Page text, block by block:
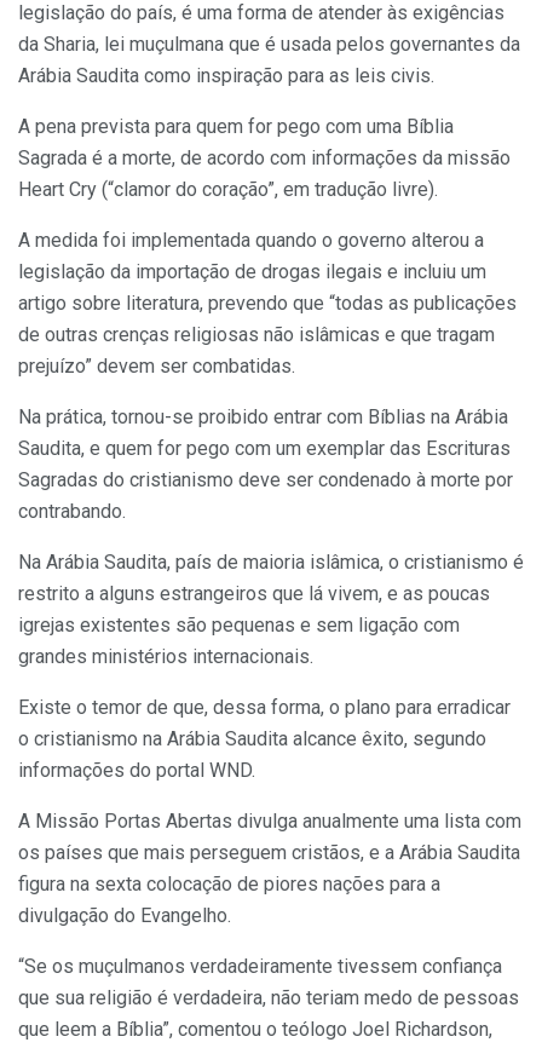
legislação do país, é uma forma de atender às exigências
da Sharia, lei muçulmana que é usada pelos governantes da
Arábia Saudita como inspiração para as leis civis.
A pena prevista para quem for pego com uma Bíblia
Sagrada é a morte, de acordo com informações da missão
Heart Cry (“clamor do coração”, em tradução livre).
A medida foi implementada quando o governo alterou a
legislação da importação de drogas ilegais e incluiu um
artigo sobre literatura, prevendo que “todas as publicações
de outras crenças religiosas não islâmicas e que tragam
prejuízo” devem ser combatidas.
Na prática, tornou-se proibido entrar com Bíblias na Arábia
Saudita, e quem for pego com um exemplar das Escrituras
Sagradas do cristianismo deve ser condenado à morte por
contrabando.
Na Arábia Saudita, país de maioria islâmica, o cristianismo é
restrito a alguns estrangeiros que lá vivem, e as poucas
igrejas existentes são pequenas e sem ligação com
grandes ministérios internacionais.
Existe o temor de que, dessa forma, o plano para erradicar
o cristianismo na Arábia Saudita alcance êxito, segundo
informações do portal WND.
A Missão Portas Abertas divulga anualmente uma lista com
os países que mais perseguem cristãos, e a Arábia Saudita
figura na sexta colocação de piores nações para a
divulgação do Evangelho.
“Se os muçulmanos verdadeiramente tivessem confiança
que sua religião é verdadeira, não teriam medo de pessoas
que leem a Bíblia”, comentou o teólogo Joel Richardson,